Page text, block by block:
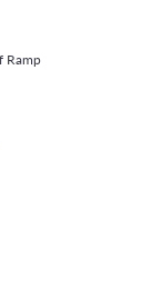
Ramp
Datos
2012,
le informa que
de manera
y/o a cualquier